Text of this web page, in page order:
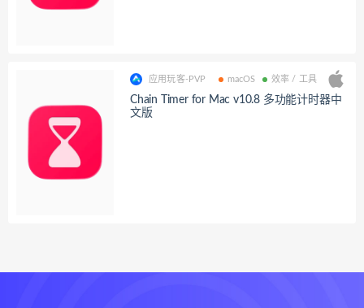
应用玩客-PVP macOS 效率 / 工具
Chain Timer for Mac v10.8 多功能计时器中
文版